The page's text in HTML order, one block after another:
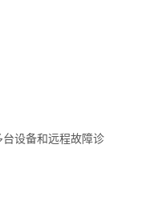
设备和远程故障诊